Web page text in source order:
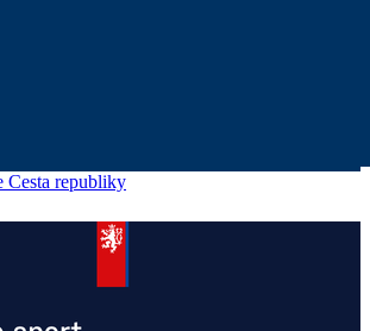
Cesta republiky